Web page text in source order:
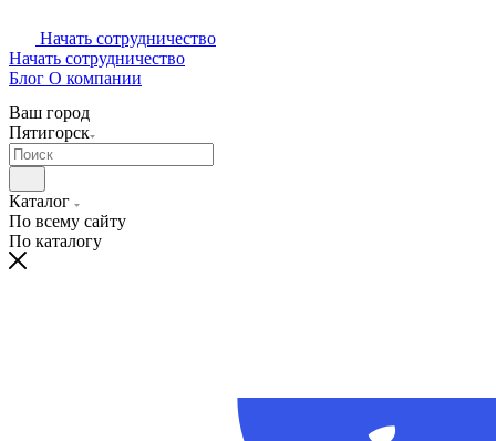
Начать сотрудничество
Начать сотрудничество
Блог О компании
Ваш город
Пятигорск
Каталог
По всему сайту
По каталогу